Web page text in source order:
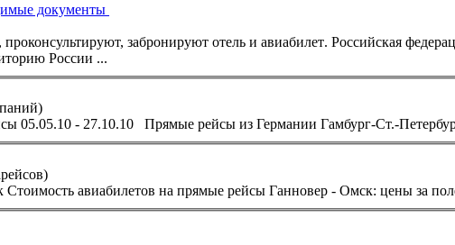
- необходимые документы
проконсультируют, забронируют отель и авиабилет. Российская федерация :: Виза в Россию — разрешение на въезд в Россию и
России ...
ы Ганновер - Омск Cтоимость авиабилет ов на прямые